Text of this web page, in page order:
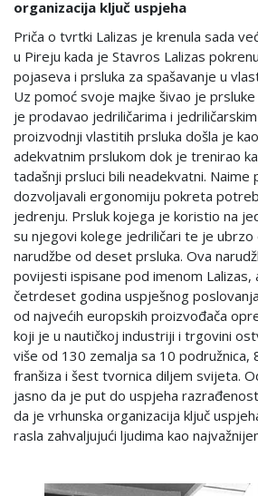
organizacija ključ uspjeha
Priča o tvrtki Lalizas je krenula sada
u Pireju kada je Stavros Lalizas
pojaseva i prsluka za spašavanje u
Uz pomoć svoje majke šivao je
je prodavao jedriličarima i
proizvodnji vlastitih prsluka došla je
adekvatnim prslukom dok je trenirao
tadašnji prsluci bili neadekvatni. Naime
dozvoljavali ergonomiju pokreta
jedrenju. Prsluk kojega je koristio na
su njegovi kolege jedriličari te je ubrzo
narudžbe od deset prsluka. Ova
povijesti ispisane pod imenom Lalizas,
četrdeset godina uspješnog
od najvećih europskih proizvođača
koji je u nautičkoj industriji i trgovini
više od 130 zemalja sa 10 podružnica,
franšiza i šest tvornica diljem svijeta.
jasno da je put do uspjeha
da je vrhunska organizacija ključ
rasla zahvaljujući ljudima kao